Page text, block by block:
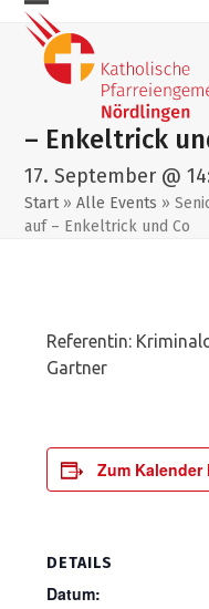
Skip
content
Mobiles
Menu
Mobiles
Menu
schließen
– Enkeltrick
17. September @
Start»Alle Events »
auf – Enkeltrick und Co
Referentin:
Gartner
Zum
DETAILS
Datum: